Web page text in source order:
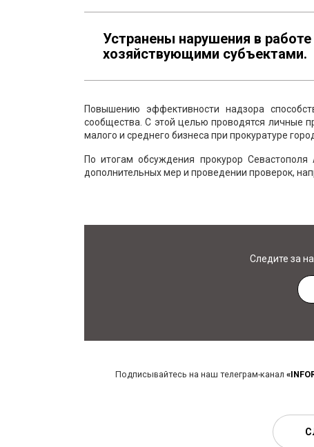
Устранены нарушения в
хозяйствующими субъектами.
Повышению эффективности надзора
сообщества. С этой целью проводятся личные
малого и среднего бизнеса при прокуратуре
По итогам обсуждения прокурор
дополнительных мер и проведении проверок,
Следите за
Подписывайтесь на наш телеграм-канал